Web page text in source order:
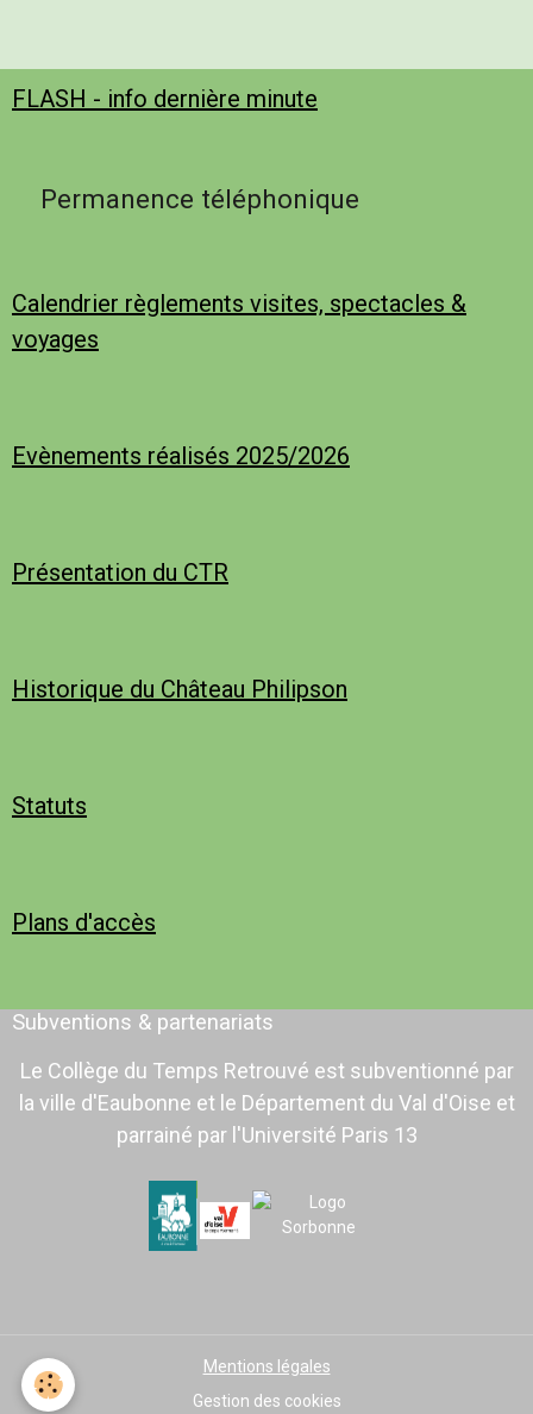
FLASH - info dernière minute
Permanence téléphonique
Calendrier règlements visites, spectacles &
voyages
Evènements réalisés 2025/2026
Présentation du CTR
Historique du Château Philipson
Statuts
Plans d'accès
Subventions & partenariats
Le Collège du Temps Retrouvé est subventionné par
la ville d'Eaubonne et le Département du Val d'Oise et
parrainé par l'Université Paris 13
Mentions légales
Gestion des cookies